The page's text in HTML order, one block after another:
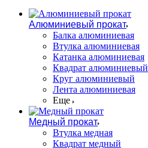
Алюминиевый прокат
Балка алюминиевая
Втулка алюминиевая
Катанка алюминиевая
Квадрат алюминиевый
Круг алюминиевый
Лента алюминиевая
Еще
Медный прокат
Втулка медная
Квадрат медный